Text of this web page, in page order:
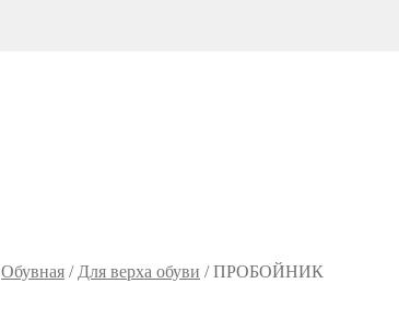
Обувная / Для верха обуви /ПРОБОЙНИК